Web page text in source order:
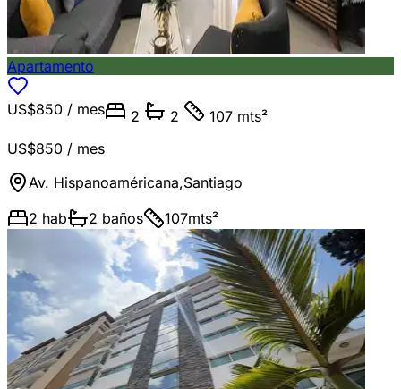
Apartamento
US$850 / mes 2 2
107 mts²
US$850 / mes
Av. Hispanoaméricana,Santiago
2 hab 2 baños 107mts²